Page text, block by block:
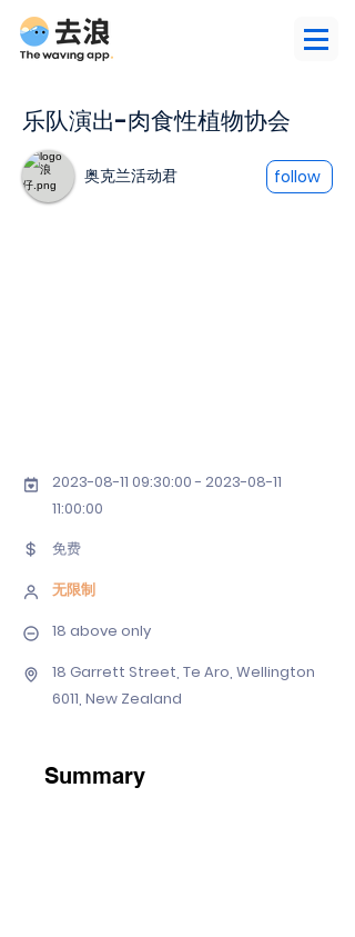
乐队演出-肉食性植物协会
奥克兰活动君 follow
2023-08-11 09:30:00 - 2023-08-11
11:00:00
免费
无限制
18 above only
18 Garrett Street, Te Aro, Wellington
6011, New Zealand
Summary